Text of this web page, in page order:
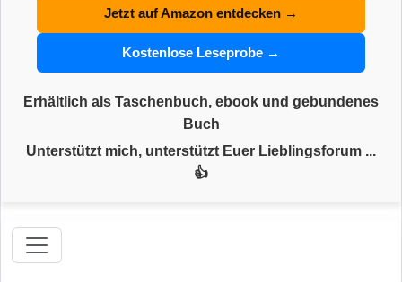
Jetzt auf Amazon entdecken →
Kostenlose Leseprobe →
Erhältlich als Taschenbuch, ebook und gebundenes
Buch
Unterstützt mich, unterstützt Euer Lieblingsforum ...
👍